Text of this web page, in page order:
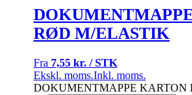
RØD M/ELASTIK
Fra 7,55 kr. / STK
Ekskl. moms.Inkl. moms.
DOKUMENTMAPPE KARTON